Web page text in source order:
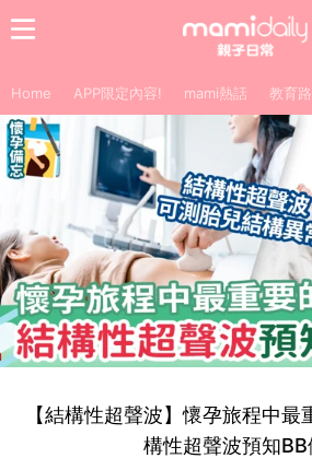
Home APP限定內容! mami熱話 教育路
【結構性超聲波】懷孕旅程中
構性超聲波預知